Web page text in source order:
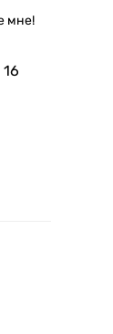
мне!